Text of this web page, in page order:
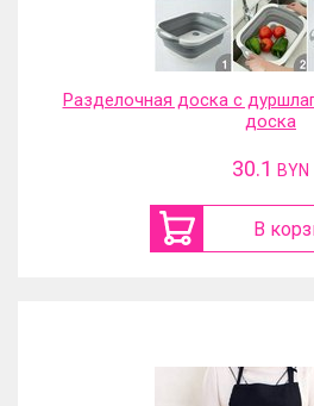
Разделочная доска с
доска
30.1 BYN
В